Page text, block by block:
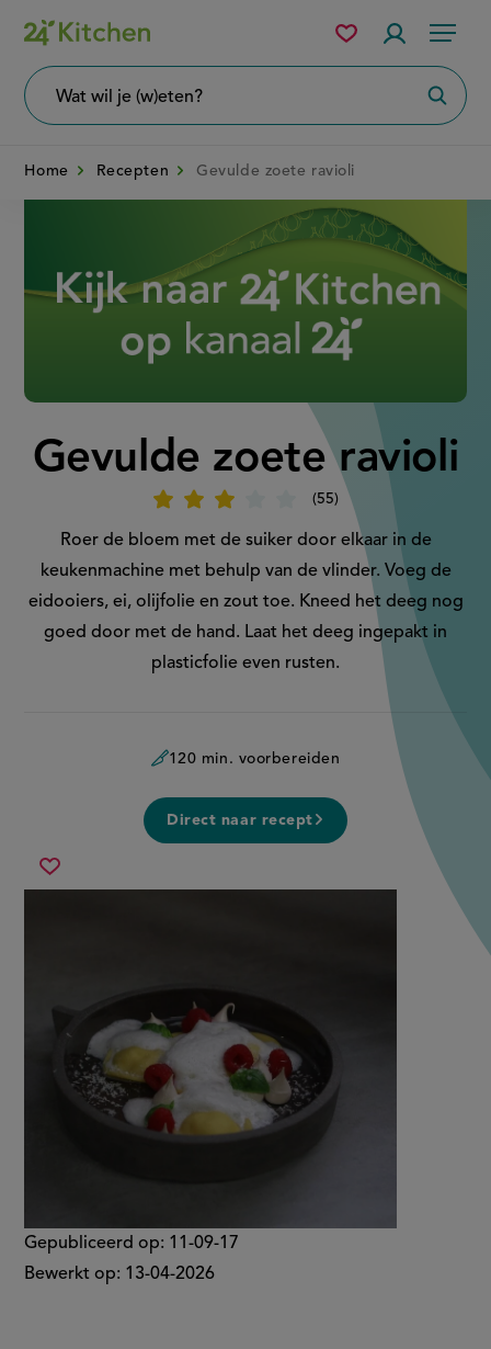
Overslaan
en
naar
Menu
wil
Mijn
bewaarde
Home Recepten Gevulde zoete ravioli
Gevulde zoete ravioli
55
'Gevulde
zoete
ravioli'
Roer de bloem met de suiker door elkaar in de
keukenmachine met behulp van de vlinder. Voeg de
eidooiers, ei, olijfolie en zout toe. Kneed het deeg nog
goed door met de hand. Laat het deeg ingepakt in
plasticfolie even rusten.
120 min. voorbereiden
Direct naar recept
Sla
gevulde
zoete
Gepubliceerd op: 11-09-17
Bewerkt op: 13-04-2026